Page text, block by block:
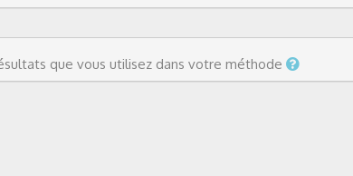
que vous utilisez dans votre méthode